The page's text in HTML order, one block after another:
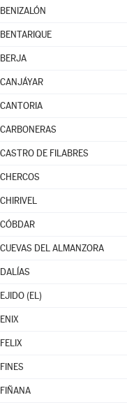
BENIZALÓN
BENTARIQUE
BERJA
CANJÁYAR
CANTORIA
CARBONERAS
CASTRO DE FILABRES
CHERCOS
CHIRIVEL
CÓBDAR
CUEVAS DEL ALMANZORA
DALÍAS
EJIDO (EL)
ENIX
FELIX
FINES
FIÑANA